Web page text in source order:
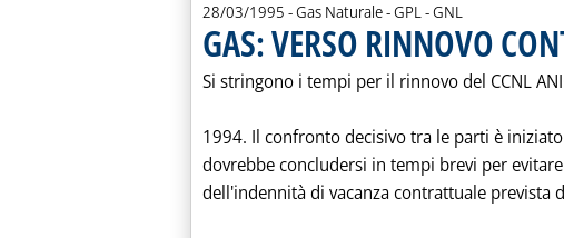
28/03/1995 - Gas Naturale - GPL - GNL
GAS: VERSO RINNOVO
Si stringono i tempi per il rinnovo del CCNL
1994. Il confronto decisivo tra le parti è
dovrebbe concludersi in tempi brevi per
dell'indennità di vacanza contrattuale prevista